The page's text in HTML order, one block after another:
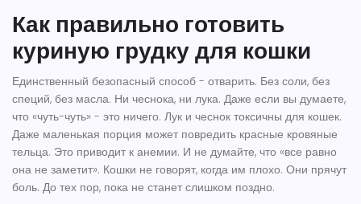
Как правильно готовить
куриную грудку для кошки
Единственный безопасный способ - отварить. Без соли, без
специй, без масла. Ни чеснока, ни лука. Даже если вы думаете,
что «чуть-чуть» - это ничего. Лук и чеснок токсичны для кошек.
Даже маленькая порция может повредить красные кровяные
тельца. Это приводит к анемии. И не думайте, что «все равно
она не заметит». Кошки не говорят, когда им плохо. Они прячут
боль. До тех пор, пока не станет слишком поздно.